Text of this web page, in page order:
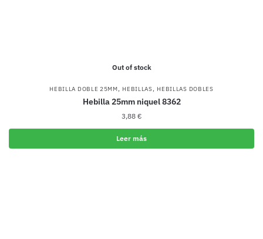
Out of stock
HEBILLA DOBLE 25MM, HEBILLAS, HEBILLAS DOBLES
Hebilla 25mm niquel 8362
3,88 €
Leer más